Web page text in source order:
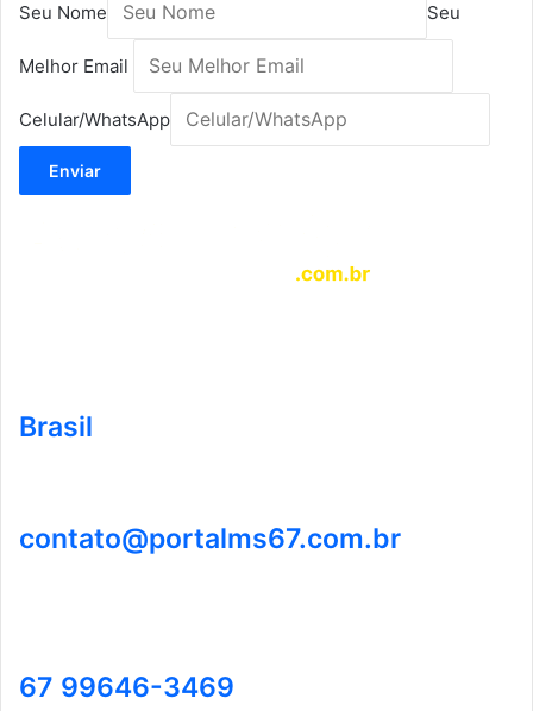
Seu Nome Seu
Melhor Email
Celular/WhatsApp
Enviar
Brasil
contato@portalms67.com.br
67 99646-3469